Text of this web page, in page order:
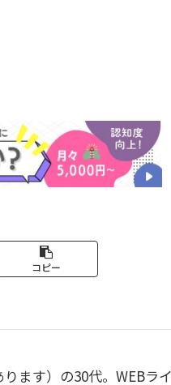
コピー
ます）の30代。WEBラ